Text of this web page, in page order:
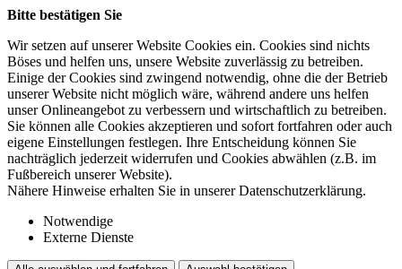
Bitte bestätigen Sie
Wir setzen auf unserer Website Cookies ein. Cookies sind nichts
Böses und helfen uns, unsere Website zuverlässig zu betreiben.
Einige der Cookies sind zwingend notwendig, ohne die der Betrieb
unserer Website nicht möglich wäre, während andere uns helfen
unser Onlineangebot zu verbessern und wirtschaftlich zu betreiben.
Sie können alle Cookies akzeptieren und sofort fortfahren oder auch
eigene Einstellungen festlegen. Ihre Entscheidung können Sie
nachträglich jederzeit widerrufen und Cookies abwählen (z.B. im
Fußbereich unserer Website).
Nähere Hinweise erhalten Sie in unserer Datenschutzerklärung.
Notwendige
Externe Dienste